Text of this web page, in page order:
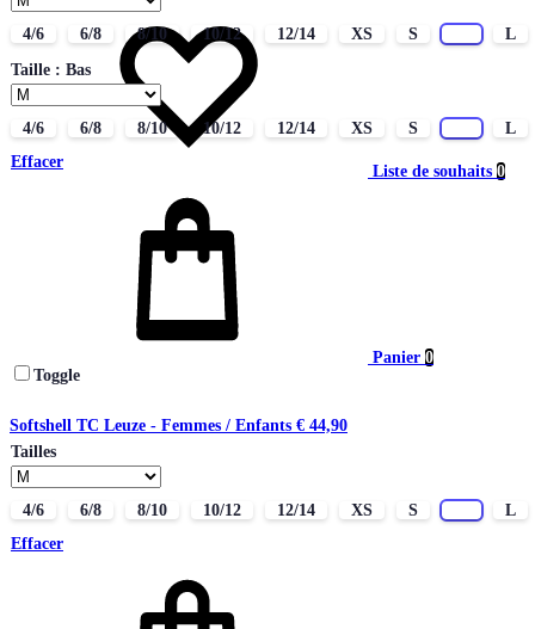
Liste de souhaits 0
Panier 0
4/6 6/8 8/10 10/12 12/14 XS S
L
Taille : Bas
4/6 6/8 8/10 10/12 12/14 XS S
L
Effacer
Toggle
Softshell TC Leuze - Femmes / Enfants € 44,90
Tailles
4/6 6/8 8/10 10/12 12/14 XS S
L
Effacer